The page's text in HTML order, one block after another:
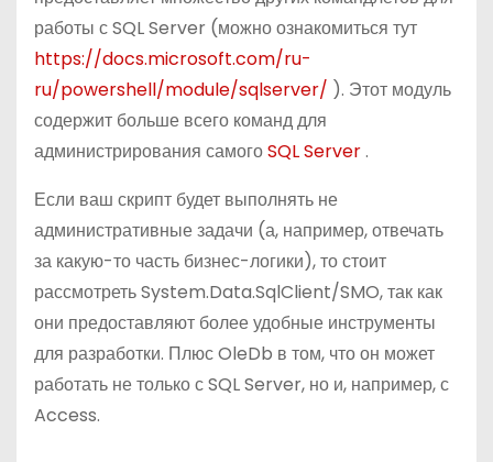
работы с SQL Server (можно ознакомиться тут
https://docs.microsoft.com/ru-
ru/powershell/module/sqlserver/ ). Этот модуль
содержит больше всего команд для
администрирования самогоSQL Server.
Если ваш скрипт будет выполнять не
административные задачи (а, например, отвечать
за какую-то часть бизнес-логики), то стоит
рассмотреть System.Data.SqlClient/SMO, так как
они предоставляют более удобные инструменты
для разработки. Плюс OleDb в том, что он может
работать не только с SQL Server, но и, например, с
Access.